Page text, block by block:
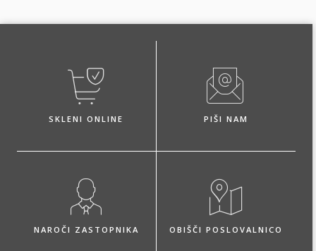
SKLENI ONLINE PIŠI NAM
NAROČI ZASTOPNIKA OBIŠČI POSLOVALNICO